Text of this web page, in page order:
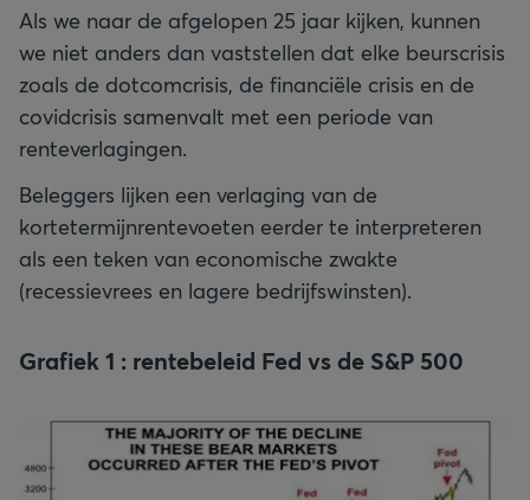
Als we naar de afgelopen 25 jaar kijken, kunnen
we niet anders dan vaststellen dat elke beurscrisis
zoals de dotcomcrisis, de financiële crisis en de
covidcrisis samenvalt met een periode van
renteverlagingen.
Beleggers lijken een verlaging van de
kortetermijnrentevoeten eerder te interpreteren
als een teken van economische zwakte
(recessievrees en lagere bedrijfswinsten).
Grafiek 1 : rentebeleid Fed vs de S&P 500